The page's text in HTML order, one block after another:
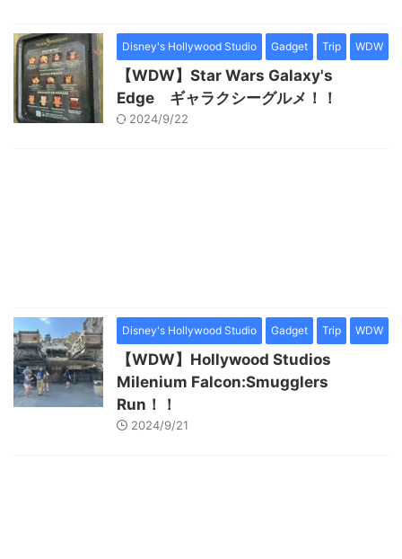
Disney's Hollywood Studio Gadget Trip WDW
【WDW】Star Wars Galaxy's
Edge ギャラクシーグルメ！！
2024/9/22
Disney's Hollywood Studio Gadget Trip WDW
【WDW】Hollywood Studios
Milenium Falcon:Smugglers
Run！！
2024/9/21